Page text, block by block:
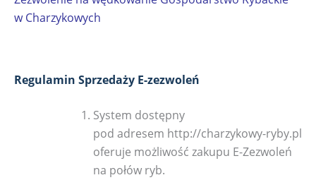
w Charzykowych
Regulamin Sprzedaży E-zezwoleń
System dostępny
pod adresem http://charzykowy-ryby.pl
oferuje możliwość zakupu E-Zezwoleń
na połów ryb.